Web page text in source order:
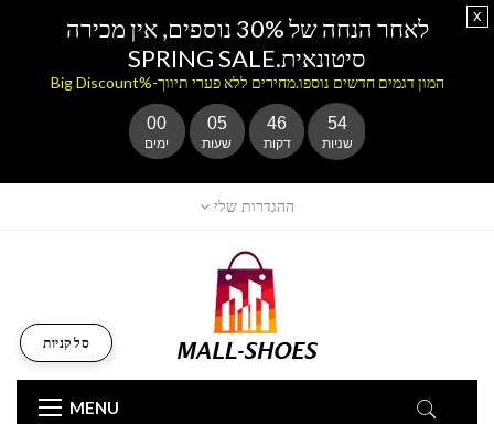
ההגדרות שלי
MENU
סל קניות
לאחר הנחה של 30% נוספים, אין מכירה
סיטונאית.SPRING SALE
המון דגמים חדשים נוספו.מחירים ללא פערי תיווך-%Big Discount
00
ימים
05
שעות
46
דקות
54
שניות
x